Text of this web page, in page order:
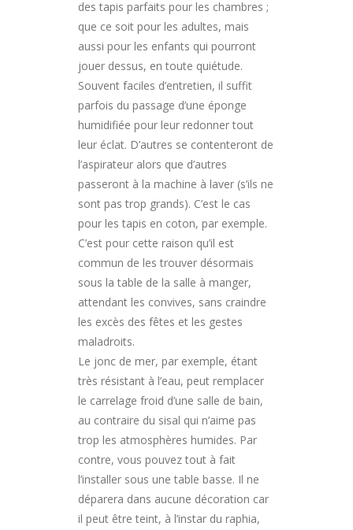
des tapis parfaits pour les chambres ;
que ce soit pour les adultes, mais
aussi pour les enfants qui pourront
jouer dessus, en toute quiétude.
Souvent faciles d’entretien, il suffit
parfois du passage d’une éponge
humidifiée pour leur redonner tout
leur éclat. D’autres se contenteront de
l’aspirateur alors que d’autres
passeront à la machine à laver (s’ils ne
sont pas trop grands). C’est le cas
pour les tapis en coton, par exemple.
C’est pour cette raison qu’il est
commun de les trouver désormais
sous la table de la salle à manger,
attendant les convives, sans craindre
les excès des fêtes et les gestes
maladroits.
Le jonc de mer, par exemple, étant
très résistant à l’eau, peut remplacer
le carrelage froid d’une salle de bain,
au contraire du sisal qui n’aime pas
trop les atmosphères humides. Par
contre, vous pouvez tout à fait
l’installer sous une table basse. Il ne
déparera dans aucune décoration car
il peut être teint, à l’instar du raphia,